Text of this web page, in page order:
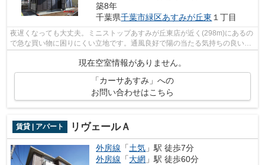
築8年
千葉県千葉市緑区あすみが丘東 １丁目
夜遅くなっても大丈夫。ミニストップあすみが丘東店が近く(298m)にあるの
で急な買い物に困りにくい立地です。通風良好で陽の当たる気持ちの良い物
現在空室情報がありません。
「カーサあすみ」への
お問い合わせはこちら
賃貸 | アパート リヴェールＡ
外房線 「土気 」駅 徒歩7分
外房線 「大網 」駅 徒歩60分